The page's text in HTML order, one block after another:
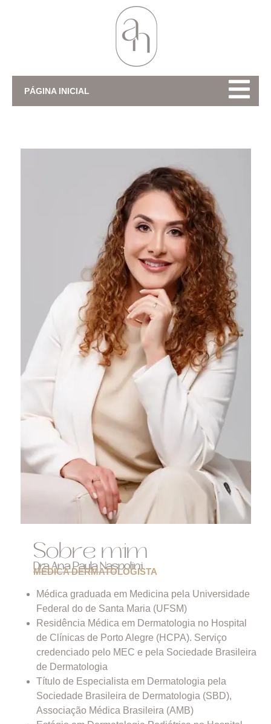
PÁGINA INICIAL
Dra. Ana Paula
Sobre mim
Dra Ana Paula Naspolini
MÉDICA DERMATOLOGISTA
Médica graduada em Medicina pela Universidade
Federal do de Santa Maria (UFSM)
Residência Médica em Dermatologia no Hospital
de Clínicas de Porto Alegre (HCPA). Serviço
credenciado pelo MEC e pela Sociedade Brasileira
de Dermatologia
Título de Especialista em Dermatologia pela
Sociedade Brasileira de Dermatologia (SBD),
Associação Médica Brasileira (AMB)